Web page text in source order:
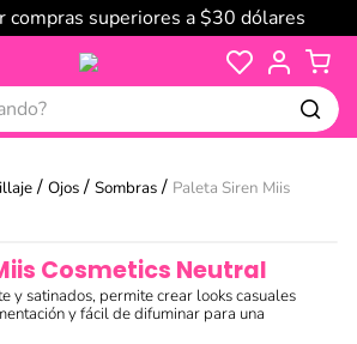
compras superiores a $30 dólares
Ojos Sombras
Paleta Siren Miis
Cosmetics Neutral
y satinados, permite crear looks casuales
y fácil de difuminar para una